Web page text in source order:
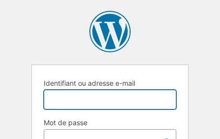
Identifiant ou adresse e-mail
Mot de passe